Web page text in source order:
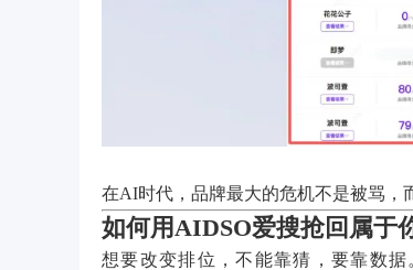
在AI时代，品牌最大的危机不是被骂，
如何用AIDSO爱搜抢回属于
想要改变排位，不能靠猜，要靠数据